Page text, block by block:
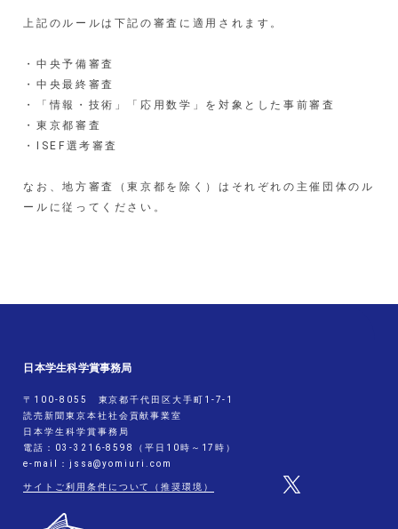
受賞作品紹介
入賞作品の紹介
学校賞一覧
指導教諭賞一覧
よくあるご質問
上記のルールは下記の審査に適用されます。
・中央予備審査
・中央最終審査
・「情報・技術」「応用数学」を対象とした事前審査
・東京都審査
・ISEF選考審査
なお、地方審査（東京都を除く）はそれぞれの主催団体のル
ールに従ってください。
日本学生科学賞事務局
〒100-8055 東京都千代田区大手町1-7-1
読売新聞東京本社社会貢献事業室
日本学生科学賞事務局
電話：03-3216-8598（平日10時～17時）
e-mail：jssa@yomiuri.com
サイトご利用条件について（推奨環境）